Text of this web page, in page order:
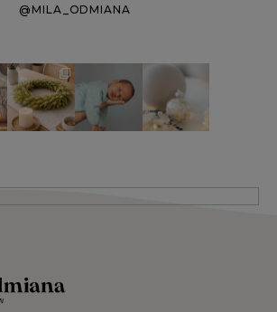
@MILA_ODMIANA